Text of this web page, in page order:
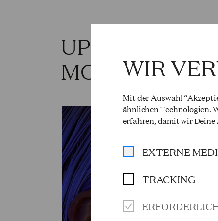
WIR
Mit der Auswahl
ähnlichen Technologien.
erfahren, damit wir
EXTERNE
TRACKING
UPCOMING
MONA ULRICH